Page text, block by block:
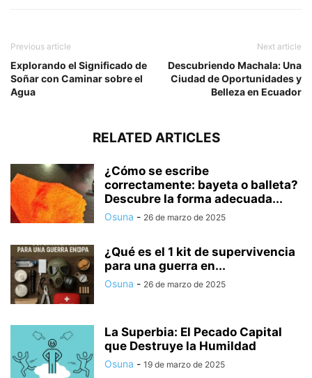
Previous article
Explorando el Significado de
Soñar con Caminar sobre el
Agua
Next article
Descubriendo Machala: Una
Ciudad de Oportunidades y
Belleza en Ecuador
RELATED ARTICLES
¿Cómo se escribe
correctamente: bayeta o balleta?
Descubre la forma adecuada...
Osuna - 26 de marzo de 2025
¿Qué es el 1 kit de supervivencia
para una guerra en...
Osuna - 26 de marzo de 2025
La Superbia: El Pecado Capital
que Destruye la Humildad
Osuna - 19 de marzo de 2025